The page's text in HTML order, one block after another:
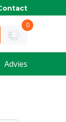
0
Advies